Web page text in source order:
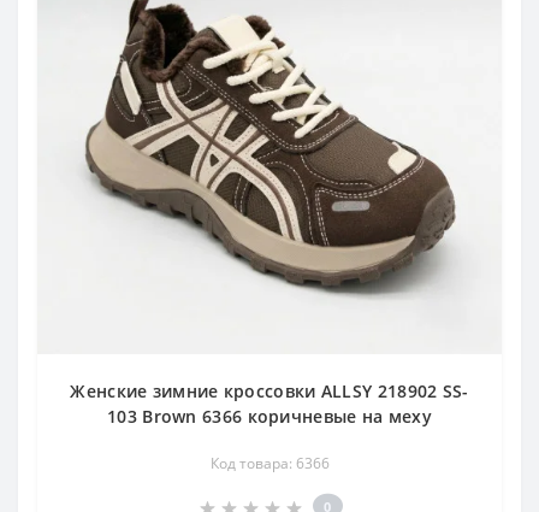
Женские зимние кроссовки ALLSY 218902 SS-
103 Brown 6366 коричневые на меху
Код товара: 6366
0